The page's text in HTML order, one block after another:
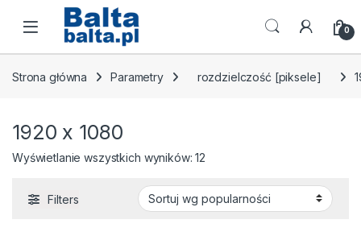
Skip to navigation
Skip to content
Open 0
Strona główna Parametry rozdzielczość [piksele]
1920 x 1080
Wyświetlanie wszystkich wyników: 12
Filters